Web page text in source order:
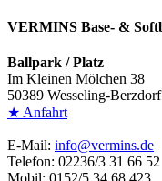
VERMINS Base- &
Ballpark / Platz
Im Kleinen Mölchen 38
50389 Wesseling-Berzdorf
★ Anfahrt
E-Mail: info@vermins.de
Telefon: 02236/3 31 66 52
Mobil: 0152/5 34 68 423